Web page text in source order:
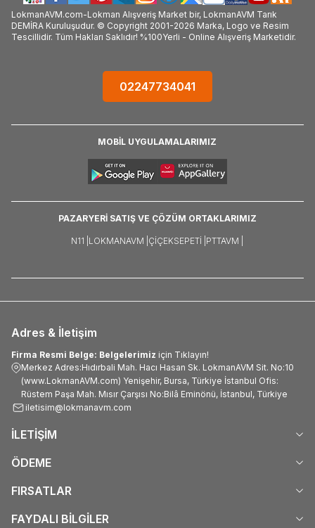
LokmanAVM.com-Lokman Alışveriş Market bir, LokmanAVM Tarık
DEMİRA Kuruluşudur. © Copyright 2001-2026 Marka, Logo ve Resim
Tescillidir. Tüm Hakları Saklıdır! %100Yerli - Online Alışveriş Marketidir.
02247734041
MOBİL UYGULAMALARIMIZ
PAZARYERİ SATIŞ VE ÇÖZÜM ORTAKLARIMIZ
N11 | LOKMANAVM | ÇIÇEKSEPETI | PTTAVM |
Adres & İletişim
Firma Resmi Belge: Belgelerimiz için Tıklayın!
Merkez Adres:Hıdırbali Mah. Hacı Hasan Sk. LokmanAVM Sit. No:10
(www.LokmanAVM.com) Yenişehir, Bursa, Türkiye İstanbul Ofis:
Rüstem Paşa Mah. Mısır Çarşısı No:Bilâ Eminönü, İstanbul, Türkiye
iletisim@lokmanavm.com
İLETİŞİM
ÖDEME
FIRSATLAR
FAYDALI BİLGİLER